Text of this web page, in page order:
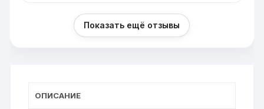
Показать ещё отзывы
ОПИСАНИЕ